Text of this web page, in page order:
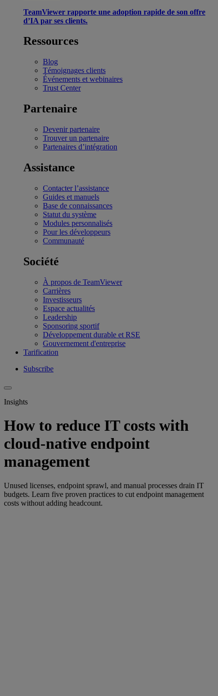
TeamViewer rapporte une adoption rapide de son offre
d’IA par ses clients.
Ressources
Blog
Témoignages clients
Événements et webinaires
Trust Center
Partenaire
Devenir partenaire
Trouver un partenaire
Partenaires d’intégration
Assistance
Contacter l’assistance
Guides et manuels
Base de connaissances
Statut du système
Modules personnalisés
Pour les développeurs
Communauté
Société
À propos de TeamViewer
Carrières
Investisseurs
Espace actualités
Leadership
Sponsoring sportif
Développement durable et RSE
Gouvernement d'entreprise
Tarification
Subscribe
Insights
How to reduce IT costs with
cloud-native endpoint
management
Unused licenses, endpoint sprawl, and manual processes drain IT
budgets. Learn five proven practices to cut endpoint management
costs without adding headcount.